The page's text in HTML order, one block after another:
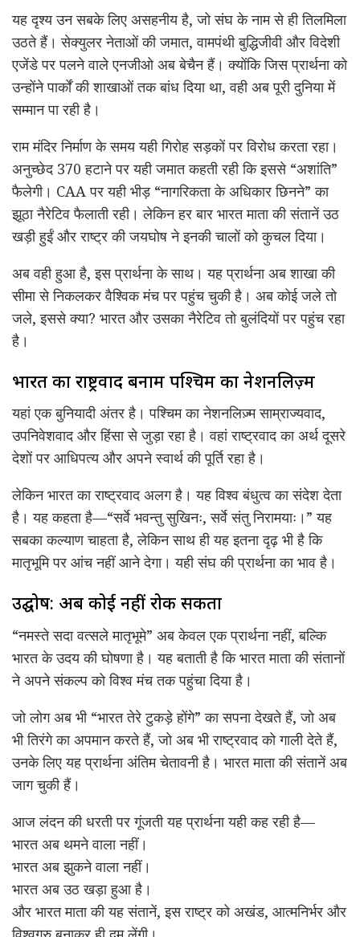
यह दृश्य उन सबके लिए असहनीय है, जो संघ के नाम से ही तिलमिला
उठते हैं। सेक्युलर नेताओं की जमात, वामपंथी बुद्धिजीवी और विदेशी
एजेंडे पर पलने वाले एनजीओ अब बेचैन हैं। क्योंकि जिस प्रार्थना को
उन्होंने पार्कों की शाखाओं तक बांध दिया था, वही अब पूरी दुनिया में
सम्मान पा रही है।
राम मंदिर निर्माण के समय यही गिरोह सड़कों पर विरोध करता रहा।
अनुच्छेद 370 हटाने पर यही जमात कहती रही कि इससे “अशांति”
फैलेगी। CAA पर यही भीड़ “नागरिकता के अधिकार छिनने” का
झूठा नैरेटिव फैलाती रही। लेकिन हर बार भारत माता की संतानें उठ
खड़ी हुईं और राष्ट्र की जयघोष ने इनकी चालों को कुचल दिया।
अब वही हुआ है, इस प्रार्थना के साथ। यह प्रार्थना अब शाखा की
सीमा से निकलकर वैश्विक मंच पर पहुंच चुकी है। ​अब कोई जले तो
जले, इससे क्या? भारत और उसका नैरेटिव तो बुलंदियों पर पहुंच रहा
है।
भारत का राष्ट्रवाद बनाम पश्चिम का नेशनलिज़्म
यहां एक बुनियादी अंतर है। पश्चिम का नेशनलिज़्म साम्राज्यवाद,
उपनिवेशवाद और हिंसा से जुड़ा रहा है। वहां राष्ट्रवाद का अर्थ दूसरे
देशों पर आधिपत्य और अपने स्वार्थ की पूर्ति रहा है।
लेकिन भारत का राष्ट्रवाद अलग है। यह विश्व बंधुत्व का संदेश देता
है। यह कहता है—“सर्वे भवन्तु सुखिनः, सर्वे संतु निरामयाः।” यह
सबका कल्याण चाहता है, लेकिन साथ ही यह इतना दृढ़ भी है कि
मातृभूमि पर आंच नहीं आने देगा। यही संघ की प्रार्थना का भाव है।
उद्घोष: अब कोई नहीं रोक सकता
“नमस्ते सदा वत्सले मातृभूमे” अब केवल एक प्रार्थना नहीं, बल्कि
भारत के उदय की घोषणा है। यह बताती है कि भारत माता की संतानों
ने अपने संकल्प को विश्व मंच तक पहुंचा दिया है।
जो लोग अब भी “भारत तेरे टुकड़े होंगे” का सपना देखते हैं, जो अब
भी तिरंगे का अपमान करते हैं, जो अब भी राष्ट्रवाद को गाली देते हैं,
उनके लिए यह प्रार्थना अंतिम चेतावनी है। भारत माता की संतानें अब
जाग चुकी हैं।
आज लंदन की धरती पर गूंजती यह प्रार्थना यही कह रही है—
भारत अब थमने वाला नहीं।
भारत अब झुकने वाला नहीं।
भारत अब उठ खड़ा हुआ है।
और भारत माता की यह संतानें, इस राष्ट्र को अखंड, आत्मनिर्भर और